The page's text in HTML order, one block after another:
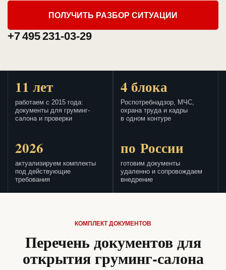
ПОЛУЧИТЬ РАЗБОР СИТУАЦИИ
+7 495 231-03-29
11 лет
работаем с 2015 года:
документы для груминг-
салона и проверки
4 блока
Роспотребнадзор, МЧС,
охрана труда и кадры
в одном контуре
2026
актуализируем комплекты
под действующие
требования
по России
готовим документы
удаленно и сопровождаем
внедрение
КОМПЛЕКТ ДОКУМЕНТОВ
Перечень документов для
открытия груминг-салона